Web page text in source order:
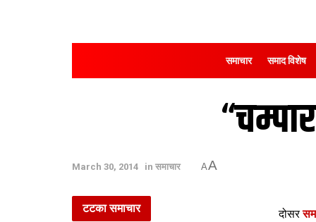
समाचार समाद विशेष
March 30, 2014 in समाचार AA
दोसर
टटका समाचार